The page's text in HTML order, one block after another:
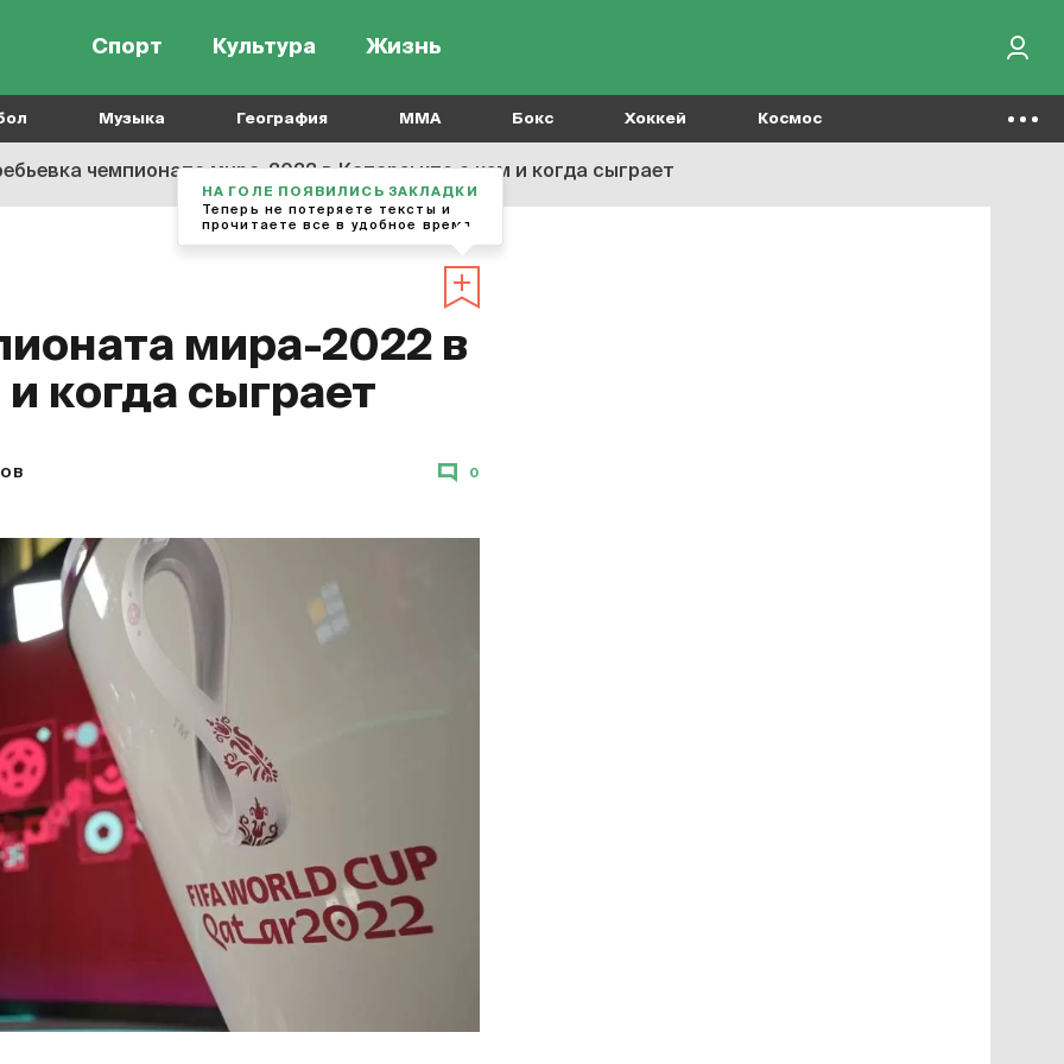
Спорт Культура Жизнь
Музыка География MMA Бокс Хоккей Космос
чемпионата мира-2022 в Катаре: кто с кем и когда сыграет
мира-2022 в
когда сыграет
0
НА ГОЛЕ ПОЯВИЛИСЬ ЗАКЛАДКИ
Теперь не потеряете тексты и
прочитаете все в удобное время